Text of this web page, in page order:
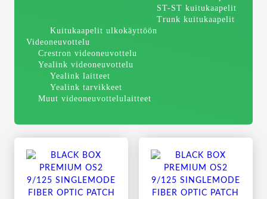
ST-ST kuitukaapelit
Trunk kuitukaapelit
Kuitukaapelit ulkokäyttöön
Videoneuvottelu
Crestron videoneuvottelu
Yealink videoneuvottelu
Yealink laitteet
Yealink tarvikkeet
Muut videoneuvottelulaitteet